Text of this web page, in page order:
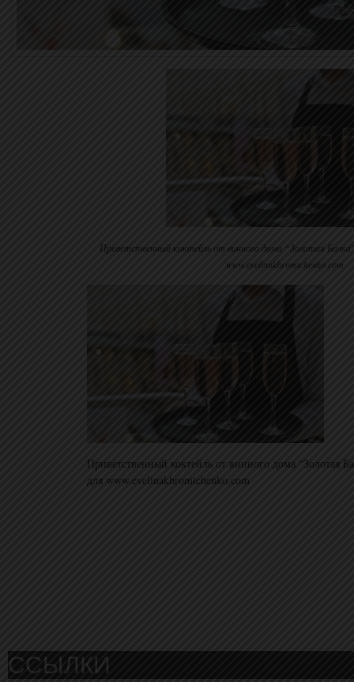
Приветственный коктейль от винного дома “Золотая
www.evelinakhromtchenko.com
Приветственный коктейль от винного дома
для www.evelinakhromtchenko.com
ССЫЛКИ